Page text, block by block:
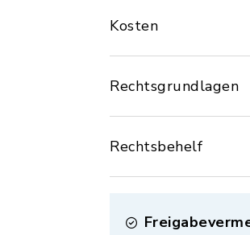
Kosten
Rechtsgrundlagen
Rechtsbehelf